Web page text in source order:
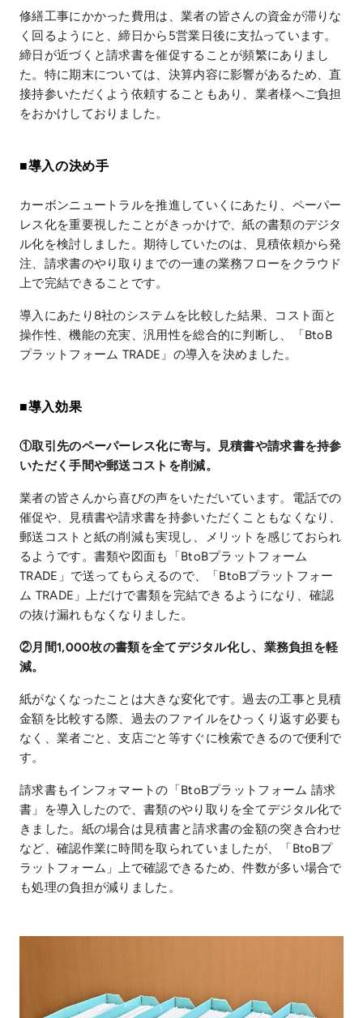
修繕工事にかかった費用は、業者の皆さんの資金が滞りな
く回るようにと、締日から5営業日後に支払っています。
締日が近づくと請求書を催促することが頻繁にありまし
た。特に期末については、決算内容に影響があるため、直
接持参いただくよう依頼することもあり、業者様へご負担
をおかけしておりました。
■導入の決め手
カーボンニュートラルを推進していくにあたり、ペーパー
レス化を重要視したことがきっかけで、紙の書類のデジタ
ル化を検討しました。期待していたのは、見積依頼から発
注、請求書のやり取りまでの一連の業務フローをクラウド
上で完結できることです。
導入にあたり8社のシステムを比較した結果、コスト面と
操作性、機能の充実、汎用性を総合的に判断し、「BtoB
プラットフォーム TRADE」の導入を決めました。
■導入効果
①取引先のペーパーレス化に寄与。見積書や請求書を持参
いただく手間や郵送コストを削減。
業者の皆さんから喜びの声をいただいています。電話での
催促や、見積書や請求書を持参いただくこともなくなり、
郵送コストと紙の削減も実現し、メリットを感じておられ
るようです。書類や図面も「BtoBプラットフォーム
TRADE」で送ってもらえるので、「BtoBプラットフォー
ム TRADE」上だけで書類を完結できるようになり、確認
の抜け漏れもなくなりました。
②月間1,000枚の書類を全てデジタル化し、業務負担を軽
減。
紙がなくなったことは大きな変化です。過去の工事と見積
金額を比較する際、過去のファイルをひっくり返す必要も
なく、業者ごと、支店ごと等すぐに検索できるので便利で
す。
請求書もインフォマートの「BtoBプラットフォーム 請求
書」を導入したので、書類のやり取りを全てデジタル化で
きました。紙の場合は見積書と請求書の金額の突き合わせ
など、確認作業に時間を取られていましたが、「BtoBプ
ラットフォーム」上で確認できるため、件数が多い場合で
も処理の負担が減りました。